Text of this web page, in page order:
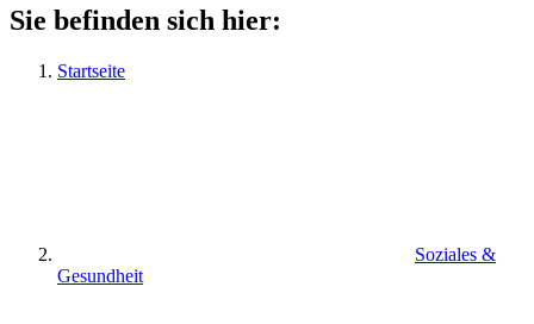
Sie befinden sich hier:
Startseite
Soziales &
Gesundheit